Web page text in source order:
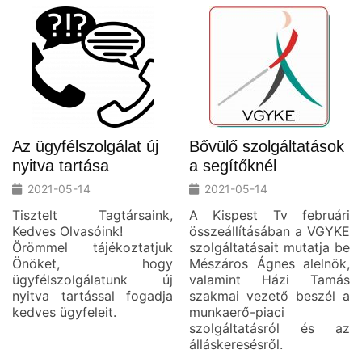
Az ügyfélszolgálat új
nyitva tartása
2021-05-14
Tisztelt Tagtársaink,
Kedves Olvasóink!
Örömmel tájékoztatjuk
Önöket, hogy
ügyfélszolgálatunk új
nyitva tartással fogadja
kedves ügyfeleit.
Bővülő szolgáltatások
a segítőknél
2021-05-14
A Kispest Tv februári
összeállításában a VGYKE
szolgáltatásait mutatja be
Mészáros Ágnes alelnök,
valamint Házi Tamás
szakmai vezető beszél a
munkaerő-piaci
szolgáltatásról és az
álláskeresésről.